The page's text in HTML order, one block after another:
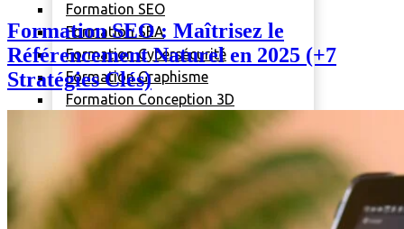
Formation SEO
Formation SEA
Formation Cybersécurité
Formation Graphisme
Formation Conception 3D
Formation E-mail Marketing
Formations Bureautiques
Formation AutoCad
Formation PC/MAC
Formation Word
Formation SEO : Maîtrisez le
Référencement Naturel en 2025 (+7
Stratégies Clés)